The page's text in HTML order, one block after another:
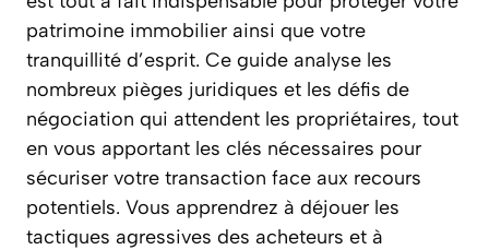
patrimoine immobilier ainsi que votre
tranquillité d’esprit. Ce guide analyse les
nombreux pièges juridiques et les défis de
négociation qui attendent les propriétaires, tout
en vous apportant les clés nécessaires pour
sécuriser votre transaction face aux recours
potentiels. Vous apprendrez à déjouer les
tactiques agressives des acheteurs et à